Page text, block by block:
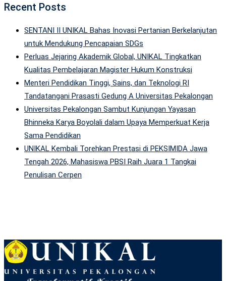
Recent Posts
SENTANI II UNIKAL Bahas Inovasi Pertanian Berkelanjutan
untuk Mendukung Pencapaian SDGs
Perluas Jejaring Akademik Global, UNIKAL Tingkatkan
Kualitas Pembelajaran Magister Hukum Konstruksi
Menteri Pendidikan Tinggi, Sains, dan Teknologi RI
Tandatangani Prasasti Gedung A Universitas Pekalongan
Universitas Pekalongan Sambut Kunjungan Yayasan
Bhinneka Karya Boyolali dalam Upaya Memperkuat Kerja
Sama Pendidikan
UNIKAL Kembali Torehkan Prestasi di PEKSIMIDA Jawa
Tengah 2026, Mahasiswa PBSI Raih Juara 1 Tangkai
Penulisan Cerpen